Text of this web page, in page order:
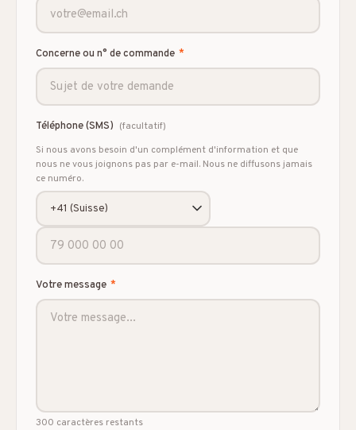
Concerne ou n° de commande *
Téléphone (SMS) (facultatif)
Si nous avons besoin d'un complément d'information et que
nous ne vous joignons pas par e-mail. Nous ne diffusons jamais
ce numéro.
Votre message *
300 caractères restants